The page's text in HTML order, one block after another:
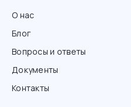
О нас
Блог
Вопросы и ответы
Документы
Контакты